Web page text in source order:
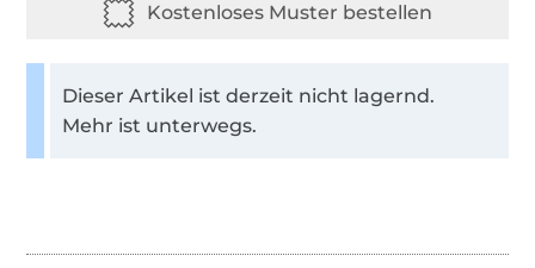
Dieser Artikel ist derzeit nicht lagernd.
Mehr ist unterwegs.